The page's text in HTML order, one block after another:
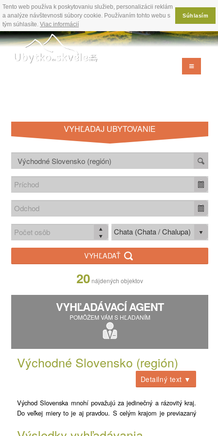
Tento web používa k poskytovaniu služieb, personalizácii reklám
a analýze návštevnosti súbory cookie. Používaním tohto webu s
tým súhlasíte. Viac informácií
Súhlasím
VYHĽADAJ UBYTOVANIE
Chata (Chata / Chalupa)
VYHĽADAŤ
20 nájdených objektov
VYHĽADÁVACÍ AGENT
POMÔŽEM VÁM S HĽADANÍM
Východné Slovensko (región)
Detailný text ▼
Východ Slovenska mnohí považujú za jedinečný a rázovitý kraj.
Do veľkej miery to je aj pravdou. S celým krajom je previazaný
nie je však len kultúrne, ale aj prírodné. Nesmierne členitá